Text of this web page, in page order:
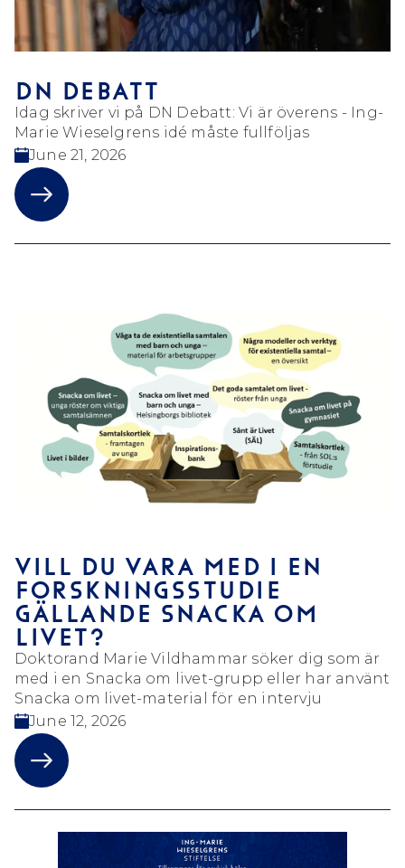
DN DEBATT
Idag skriver vi på DN Debatt: Vi är överens - Ing-
Marie Wieselgrens idé måste fullföljas
June 21, 2026
VILL DU VARA MED I EN
FORSKNINGSSTUDIE
GÄLLANDE SNACKA OM
LIVET?
Doktorand Marie Vildhammar söker dig som är
med i en Snacka om livet-grupp eller har använt
Snacka om livet-material för en intervju
June 12, 2026